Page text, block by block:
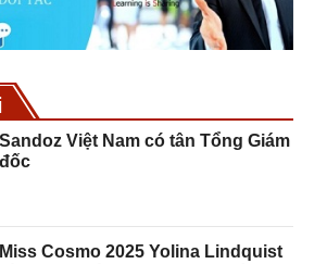
Sandoz Việt Nam có tân Tổng Giám
đốc
Miss Cosmo 2025 Yolina Lindquist